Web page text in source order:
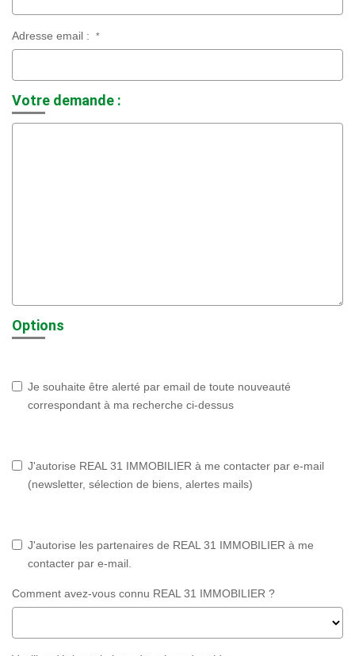
Adresse email : *
Votre demande :
Options
Je souhaite être alerté par email de toute nouveauté
correspondant à ma recherche ci-dessus
J'autorise REAL 31 IMMOBILIER à me contacter par e-mail
(newsletter, sélection de biens, alertes mails)
J'autorise les partenaires de REAL 31 IMMOBILIER à me
contacter par e-mail.
Comment avez-vous connu REAL 31 IMMOBILIER ?